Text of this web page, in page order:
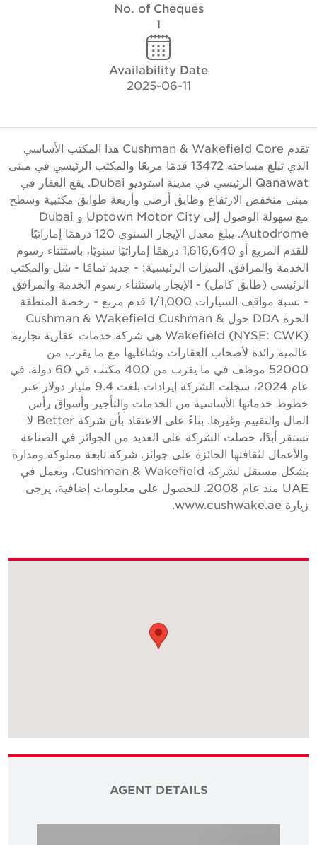
No. of Cheques
Availability Date
2025-06-11
تقدم Cushman & Wakefield Core هذا المكتب الأساسي
الذي تبلغ مساحته 13472 قدمًا مربعًا والمكتب الرئيسي في مبنى
Qanawat الرئيسي في مدينة استوديو Dubai. يقع العقار في
مبنى منخفض الارتفاع وطابق أرضي وأربعة طوابق مكتبية وسطح
مع سهولة الوصول إلى Uptown Motor City و Dubai
Autodrome. يبلغ معدل الإيجار السنوي 120 درهمًا إماراتيًا
للقدم المربع أو 1,616,640 درهمًا إماراتيًا سنويًا، باستثناء رسوم
الخدمة والمرافق. الميزات الرئيسية: - جديد تمامًا - شل والمكتب
الرئيسي (طابق كامل) - الإيجار باستثناء رسوم الخدمة والمرافق
- نسبة مواقف السيارات 1/1,000 قدم مربع - رخصة المنطقة
الحرة DDA حول Cushman & Wakefield Cushman &
Wakefield (NYSE: CWK) هي شركة خدمات عقارية تجارية
عالمية رائدة لأصحاب العقارات وشاغليها مع ما يقرب من
52000 موظف في ما يقرب من 400 مكتب في 60 دولة. في
عام 2024، سجلت الشركة إيرادات بلغت 9.4 مليار دولار عبر
خطوط خدماتها الأساسية من الخدمات والتأجير وأسواق رأس
المال والتقييم وغيرها. بناءً على الاعتقاد بأن شركة Better لا
تستقر أبدًا، حصلت الشركة على العديد من الجوائز في الصناعة
والأعمال لثقافتها الحائزة على جوائز. شركة تابعة مملوكة ومدارة
بشكل مستقل لشركة Cushman & Wakefield، وتعمل في
UAE منذ عام 2008. للحصول على معلومات إضافية، يرجى
زيارة www.cushwake.ae.
AGENT DETAILS